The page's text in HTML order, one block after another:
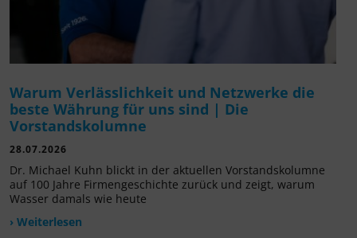
Warum Verlässlichkeit und Netzwerke die
beste Währung für uns sind | Die
Vorstandskolumne
28.07.2026
Dr. Michael Kuhn blickt in der aktuellen Vorstandskolumne
auf 100 Jahre Firmengeschichte zurück und zeigt, warum
Wasser damals wie heute
› Weiterlesen